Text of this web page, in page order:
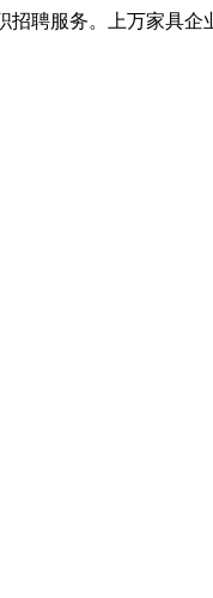
招聘服务。上万家具